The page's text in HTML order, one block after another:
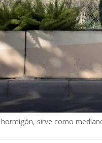
hormigón, sirve como